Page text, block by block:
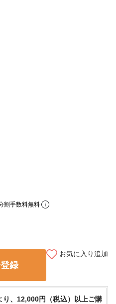
割手数料無料
録
お気に入り追加
、12,000円（税込）以上ご購